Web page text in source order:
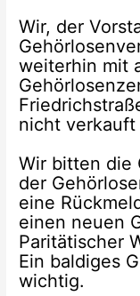
Wir, der
weiterhin mit
nicht verkauft
Wir bitten die
der
eine
einen neuen
Paritätischer
Ein baldiges
wichtig.